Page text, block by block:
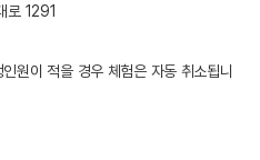
로 1291
원이 적을 경우 체험은 자동 취소됩니